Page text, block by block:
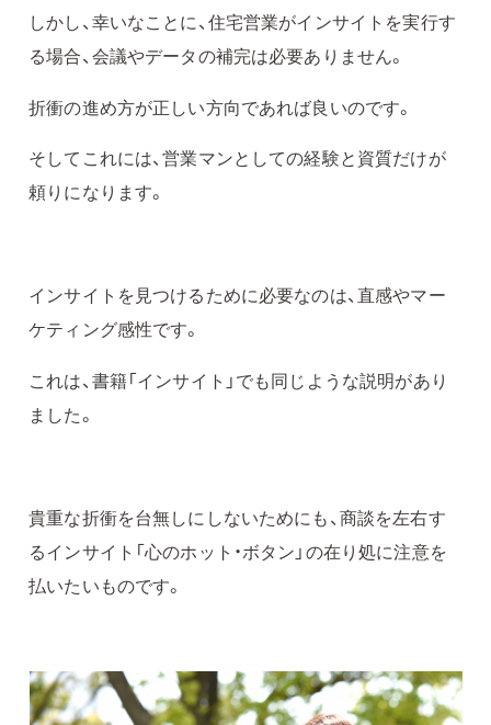
しかし、幸いなことに、住宅営業がインサイトを実行す
る場合、会議やデータの補完は必要ありません。
折衝の進め方が正しい方向であれば良いのです。
そしてこれには、営業マンとしての経験と資質だけが
頼りになります。
インサイトを見つけるために必要なのは、直感やマー
ケティング感性です。
これは、書籍「インサイト」でも同じような説明があり
ました。
貴重な折衝を台無しにしないためにも、商談を左右す
るインサイト「心のホット・ボタン」の在り処に注意を
払いたいものです。